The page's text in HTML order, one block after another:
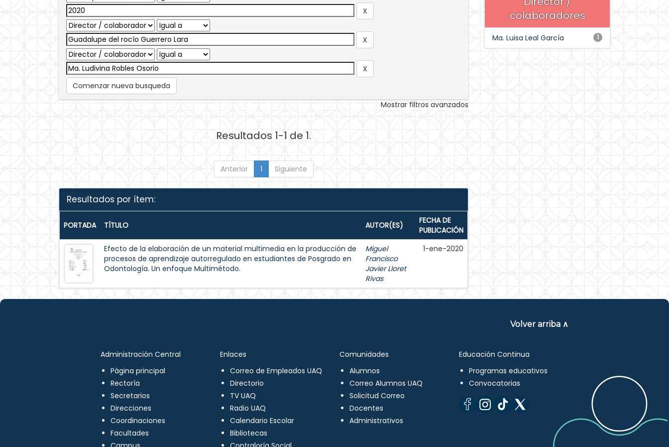
Comenzar nueva busqueda
Mostrar filtros avanzados
Resultados 1-1 de 1.
Anterior 1 Siguiente
Resultados por ítem:
PORTADA TÍTULO AUTOR(ES)
FECHA DE
PUBLICACIÓN
Efecto de la elaboración de un material multimedia en la producción de
procesos de aprendizaje autorregulado en estudiantes de Posgrado en
Odontología. Un enfoque Multimétodo.
Miguel
Francisco
Javier Lloret
Rivas
1-ene-2020
colaboradores
1
Ma. Luisa Leal García
Volver arriba ∧
Administración Central
Página principal
Rectoría
Secretarios
Direcciones
Coordinaciones
Facultades
Enlaces
Correo de Empleados UAQ
Directorio
TV UAQ
Radio UAQ
Calendario Escolar
Bibliotecas
Comunidades
Alumnos
Correo Alumnos UAQ
Solicitud Correo
Docentes
Administrativos
Educación Continua
Programas educativos
Convocatorias